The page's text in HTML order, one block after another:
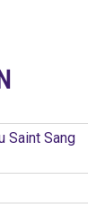
Saint Sang